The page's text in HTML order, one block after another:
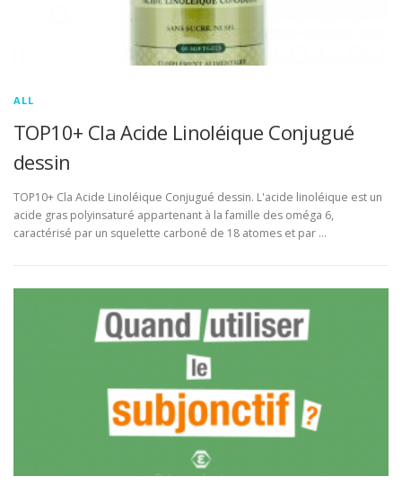
ALL
TOP10+ Cla Acide Linoléique Conjugué
dessin
TOP10+ Cla Acide Linoléique Conjugué dessin. L'acide linoléique est un
acide gras polyinsaturé appartenant à la famille des oméga 6,
caractérisé par un squelette carboné de 18 atomes et par …